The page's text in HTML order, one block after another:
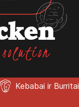
Kebabai ir Burritai